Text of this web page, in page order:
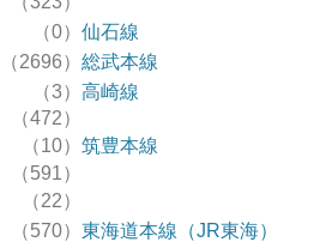
（0）仙石線
（2696）総武本線
（3）高崎線
（472）
（10）筑豊本線
（591）
（22）
（570）東海道本線（JR東海）